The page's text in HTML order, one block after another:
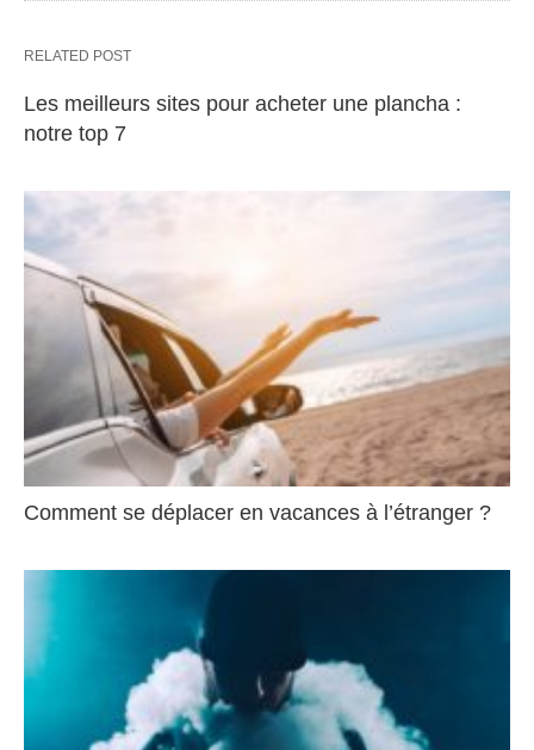
RELATED POST
Les meilleurs sites pour acheter une plancha :
notre top 7
Comment se déplacer en vacances à l’étranger ?